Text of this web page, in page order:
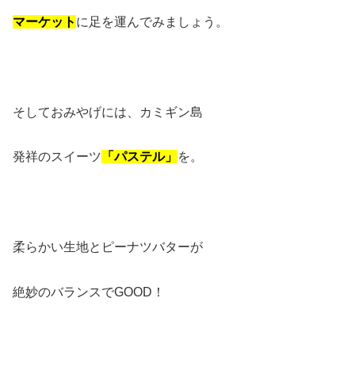
マーケット に足を運んでみましょう。
そしておみやげには、カミギン島
発祥のスイーツ 「パステル」 を。
柔らかい生地とピーナツバターが
絶妙のバランスでGOOD！